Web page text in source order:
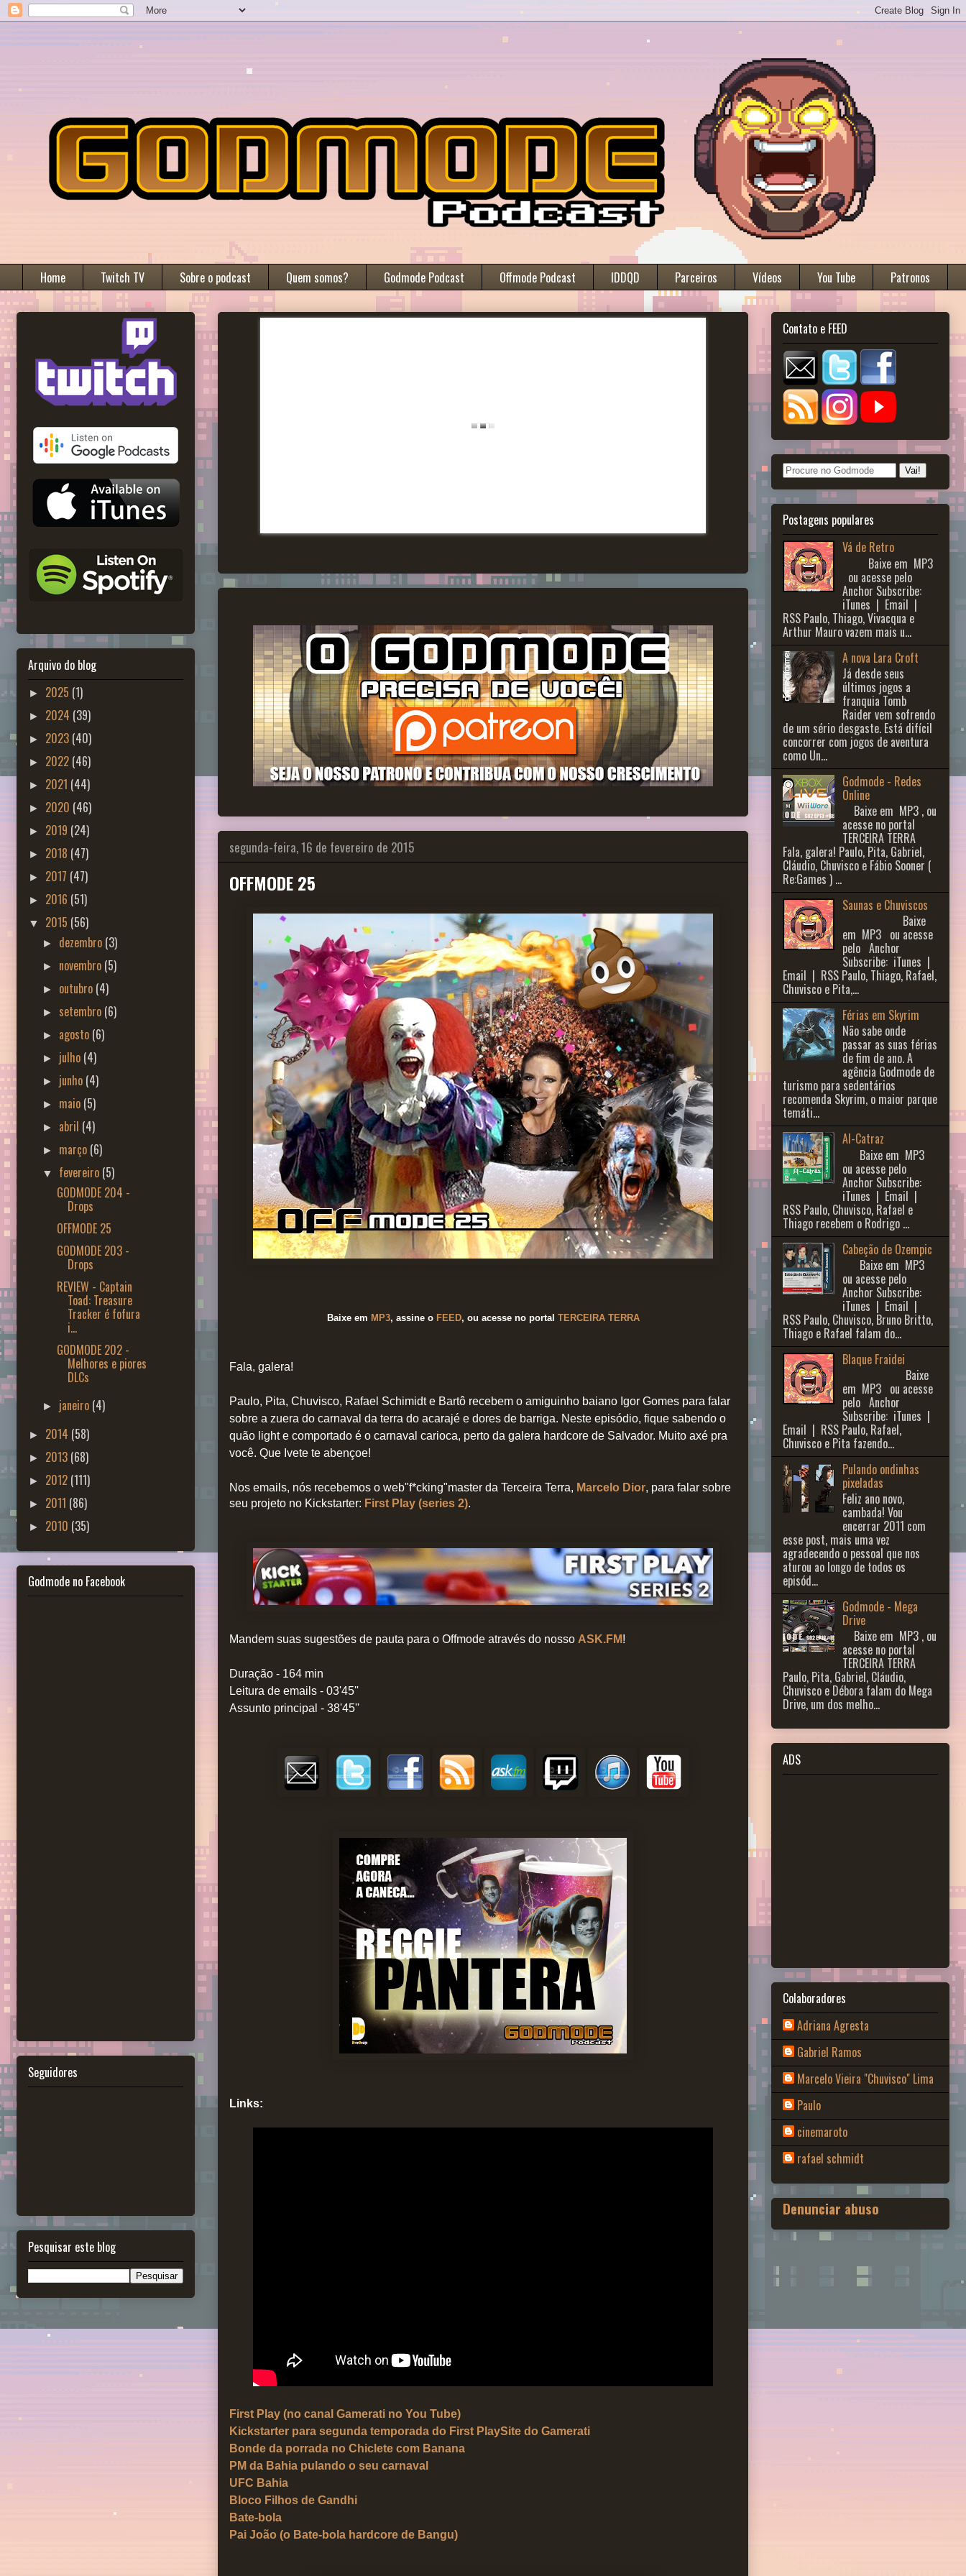
Home Twitch TV Sobre o podcast Quem somos? Godmode Podcast Offmode Podcast IDDQD Parceiros Vídeos You Tube Patronos
segunda-feira, 16 de fevereiro de 2015
OFFMODE 25
Baixe em MP3, assine o FEED, ou acesse no portal TERCEIRA TERRA
Fala, galera!
Paulo, Pita, Chuvisco, Rafael Schimidt e Bartô recebem o amiguinho baiano Igor Gomes para falar
sobre a zuera do carnaval da terra do acarajé e dores de barriga. Neste episódio, fique sabendo o
quão light e comportado é o carnaval carioca, perto da galera hardcore de Salvador. Muito axé pra
você. Que Ivete te abençoe!
Nos emails, nós recebemos o web"f*cking"master da Terceira Terra, Marcelo Dior, para falar sobre
seu projeto no Kickstarter: First Play (series 2).
Mandem suas sugestões de pauta para o Offmode através do nosso ASK.FM!
Duração - 164 min
Leitura de emails - 03'45''
Assunto principal - 38'45''
Links:
First Play (no canal Gamerati no You Tube)
Kickstarter para segunda temporada do First PlaySite do Gamerati
Bonde da porrada no Chiclete com Banana
PM da Bahia pulando o seu carnaval
UFC Bahia
Bloco Filhos de Gandhi
Bate-bola
Pai João (o Bate-bola hardcore de Bangu)
Arquivo do blog
► 2025 (1)
► 2024 (39)
► 2023 (40)
► 2022 (46)
► 2021 (44)
► 2020 (46)
► 2019 (24)
► 2018 (47)
► 2017 (47)
► 2016 (51)
▼ 2015 (56)
► dezembro (3)
► novembro (5)
► outubro (4)
► setembro (6)
► agosto (6)
► julho (4)
► junho (4)
► maio (5)
► abril (4)
► março (6)
▼ fevereiro (5)
GODMODE 204 -
Drops
OFFMODE 25
GODMODE 203 -
Drops
REVIEW - Captain
Toad: Treasure
Tracker é fofura
i...
GODMODE 202 -
Melhores e piores
DLCs
► janeiro (4)
► 2014 (58)
► 2013 (68)
► 2012 (111)
► 2011 (86)
► 2010 (35)
Godmode no Facebook
Seguidores
Pesquisar este blog
Contato e FEED
Postagens populares
Vá de Retro
Baixe em MP3
ou acesse pelo
Anchor Subscribe:
iTunes | Email |
RSS Paulo, Thiago, Vivacqua e
Arthur Mauro vazem mais u...
A nova Lara Croft
Já desde seus
últimos jogos a
franquia Tomb
Raider vem sofrendo
de um sério desgaste. Está difícil
concorrer com jogos de aventura
como Un...
Godmode - Redes
Online
Baixe em MP3 , ou
acesse no portal
TERCEIRA TERRA
Fala, galera! Paulo, Pita, Gabriel,
Cláudio, Chuvisco e Fábio Sooner (
Re:Games ) ...
Saunas e Chuviscos
Baixe
em MP3 ou acesse
pelo Anchor
Subscribe: iTunes |
Email | RSS Paulo, Thiago, Rafael,
Chuvisco e Pita,...
Férias em Skyrim
Não sabe onde
passar as suas férias
de fim de ano. A
agência Godmode de
turismo para sedentários
recomenda Skyrim, o maior parque
temáti...
Al-Catraz
Baixe em MP3
ou acesse pelo
Anchor Subscribe:
iTunes | Email |
RSS Paulo, Chuvisco, Rafael e
Thiago recebem o Rodrigo ...
Cabeção de Ozempic
Baixe em MP3
ou acesse pelo
Anchor Subscribe:
iTunes | Email |
RSS Paulo, Chuvisco, Bruno Britto,
Thiago e Rafael falam do...
Blaque Fraidei
Baixe
em MP3 ou acesse
pelo Anchor
Subscribe: iTunes |
Email | RSS Paulo, Rafael,
Chuvisco e Pita fazendo...
Pulando ondinhas
pixeladas
Feliz ano novo,
cambada! Vou
encerrar 2011 com
esse post, mais uma vez
agradecendo o pessoal que nos
aturou ao longo de todos os
episód...
Godmode - Mega
Drive
Baixe em MP3 , ou
acesse no portal
TERCEIRA TERRA
Paulo, Pita, Gabriel, Cláudio,
Chuvisco e Débora falam do Mega
Drive, um dos melho...
ADS
Colaboradores
Adriana Agresta
Gabriel Ramos
Marcelo Vieira "Chuvisco" Lima
Paulo
cinemaroto
rafael schmidt
Denunciar abuso